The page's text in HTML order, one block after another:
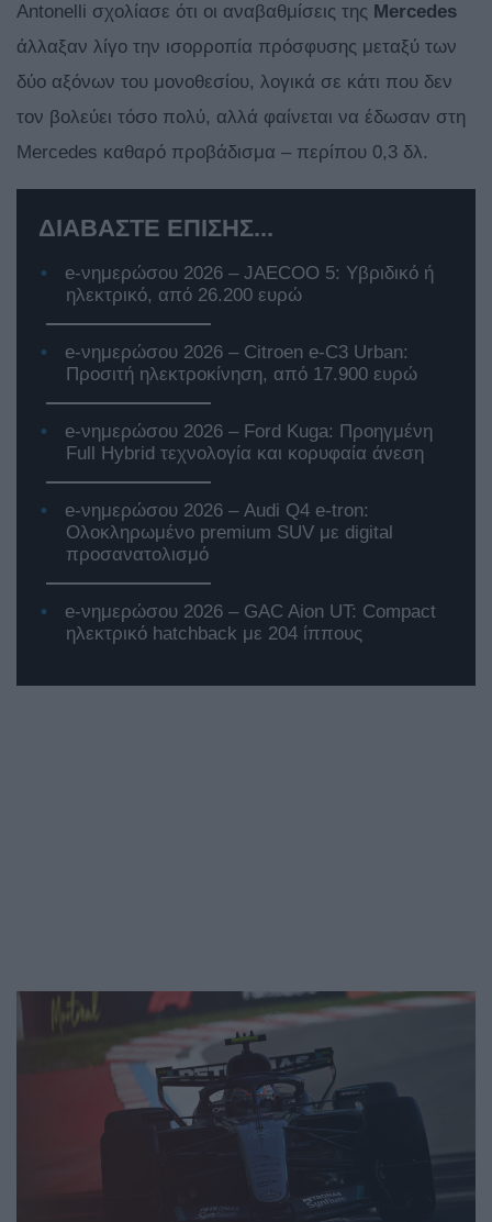
Antonelli σχολίασε ότι οι αναβαθμίσεις της Mercedes
άλλαξαν λίγο την ισορροπία πρόσφυσης μεταξύ των
δύο αξόνων του μονοθεσίου, λογικά σε κάτι που δεν
τον βολεύει τόσο πολύ, αλλά φαίνεται να έδωσαν στη
Mercedes καθαρό προβάδισμα – περίπου 0,3 δλ.
ΔΙΑΒΑΣΤΕ ΕΠΙΣΗΣ...
e-νημερώσου 2026 – JAECOO 5: Υβριδικό ή
ηλεκτρικό, από 26.200 ευρώ
e-νημερώσου 2026 – Citroen e-C3 Urban:
Προσιτή ηλεκτροκίνηση, από 17.900 ευρώ
e-νημερώσου 2026 – Ford Kuga: Προηγμένη
Full Hybrid τεχνολογία και κορυφαία άνεση
e-νημερώσου 2026 – Audi Q4 e-tron:
Ολοκληρωμένο premium SUV με digital
προσανατολισμό
e-νημερώσου 2026 – GAC Aion UT: Compact
ηλεκτρικό hatchback με 204 ίππους